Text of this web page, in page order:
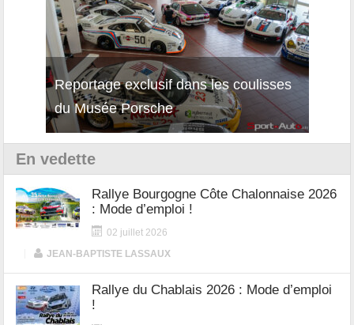
Reportage exclusif dans les coulisses
du Musée Porsche
En vedette
Rallye Bourgogne Côte Chalonnaise 2026
: Mode d’emploi !
02 juillet 2026
JEAN-BAPTISTE LASSAUX
Rallye du Chablais 2026 : Mode d’emploi
!